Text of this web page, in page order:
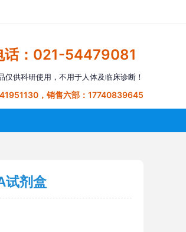
话：021-54479081
仅供科研使用，不用于人体及临床诊断！
，销售六部：17740839645
试剂盒